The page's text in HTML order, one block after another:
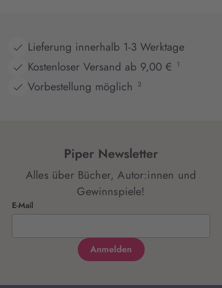
Lieferung innerhalb 1-3 Werktage
Kostenloser Versand ab 9,00 €
1
Vorbestellung möglich 2
Piper Newsletter
Alles über Bücher, Autor:innen und
Gewinnspiele!
E-Mail